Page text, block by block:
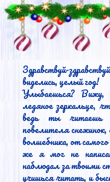
Здравствуй-
виделись, целый год!
Улыбаешься? Вижу,
ледяное зеркальце,
ведь ты читаешь
повелителя
волшебника, от
же я мог не
наблюдал за твоими
учишься читать, и